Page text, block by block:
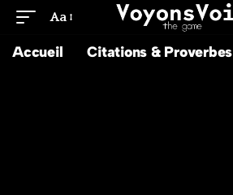
Aa
Accueil Citations & Proverbes